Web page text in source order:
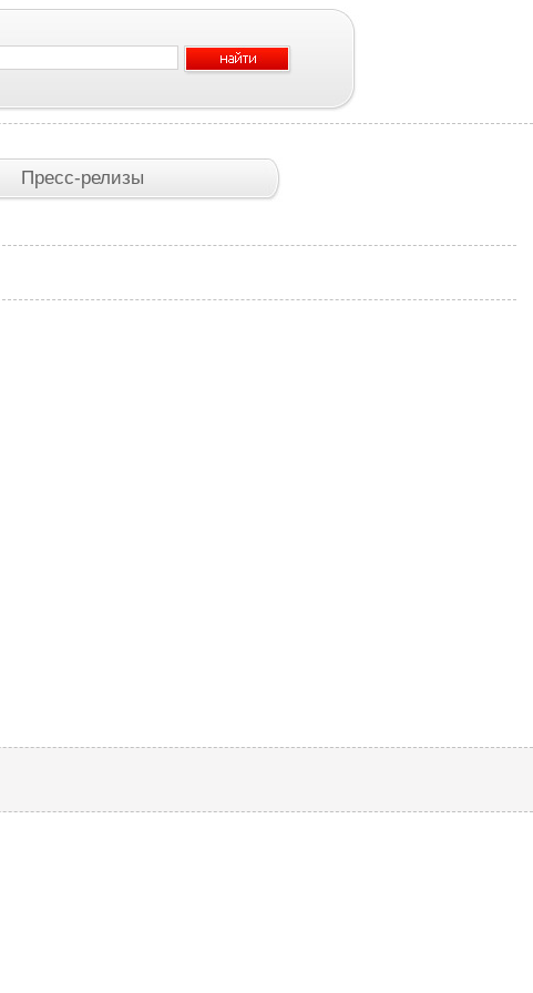
Пресс-релизы